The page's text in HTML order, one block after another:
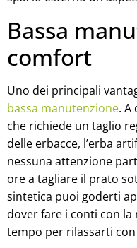
Bassa
comfort
Uno dei principali
bassa manutenzione. A
che richiede un taglio
delle erbacce, l’erba
nessuna attenzione
ore a tagliare il prato
sintetica puoi goderti
dover fare i conti con
tempo per rilassarti